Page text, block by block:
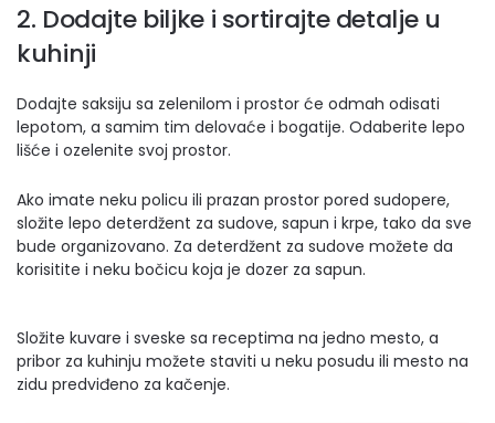
2. Dodajte biljke i sortirajte detalje u
kuhinji
Dodajte saksiju sa zelenilom i prostor će odmah odisati
lepotom, a samim tim delovaće i bogatije. Odaberite lepo
lišće i ozelenite svoj prostor.
Ako imate neku policu ili prazan prostor pored sudopere,
složite lepo deterdžent za sudove, sapun i krpe, tako da sve
bude organizovano. Za deterdžent za sudove možete da
korisitite i neku bočicu koja je dozer za sapun.
Složite kuvare i sveske sa receptima na jedno mesto, a
pribor za kuhinju možete staviti u neku posudu ili mesto na
zidu predviđeno za kačenje.